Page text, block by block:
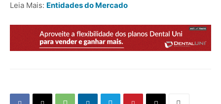
Leia Mais: Entidades do Mercado